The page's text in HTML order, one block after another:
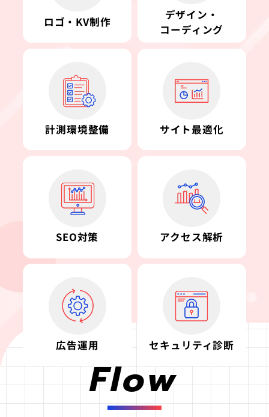
ロゴ・KV制作
デザイン・
コーディング
計測環境整備 サイト最適化
SEO対策 アクセス解析
広告運用 セキュリティ診断
Flow